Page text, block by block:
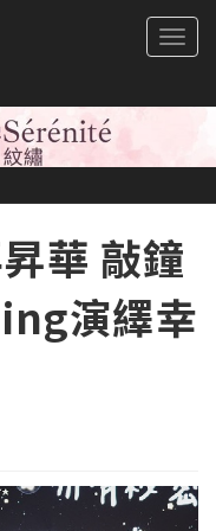
華 敲鐘
演繹幸